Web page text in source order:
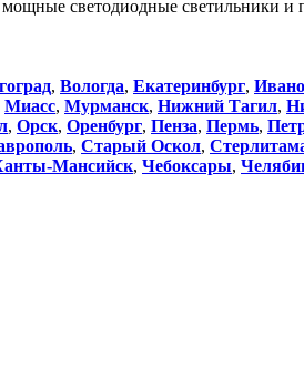
светодиодные светильники и
, Вологда, Екатеринбург,
Миасс, Мурманск, Нижний Тагил,
, Орск, Оренбург, Пенза, Пермь,
, Старый Оскол,
Мансийск, Чебоксары,